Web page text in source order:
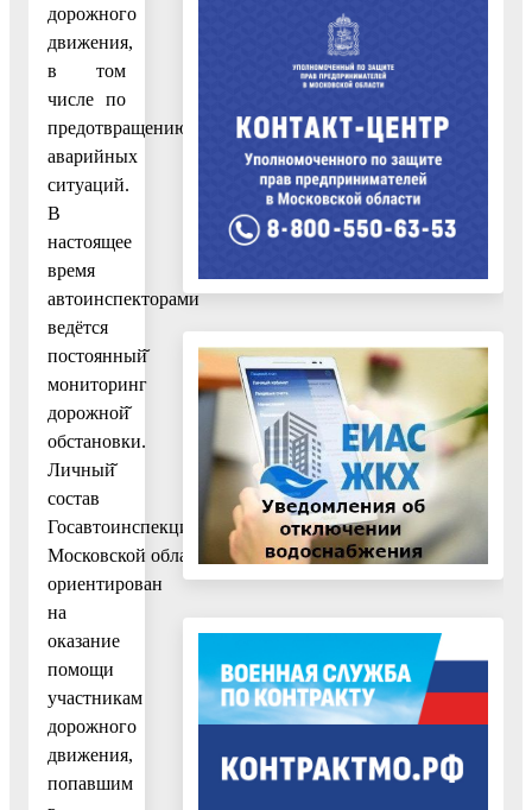
дорожного
движения,
в том
числе по
предотвращению
аварийных
ситуаций.
В
настоящее
время
автоинспекторами
ведётся
постоянный̆
мониторинг
дорожной̆
обстановки.
Личный̆
состав
Госавтоинспекции
Московской области
ориентирован
на
оказание
помощи
участникам
дорожного
движения,
попавшим